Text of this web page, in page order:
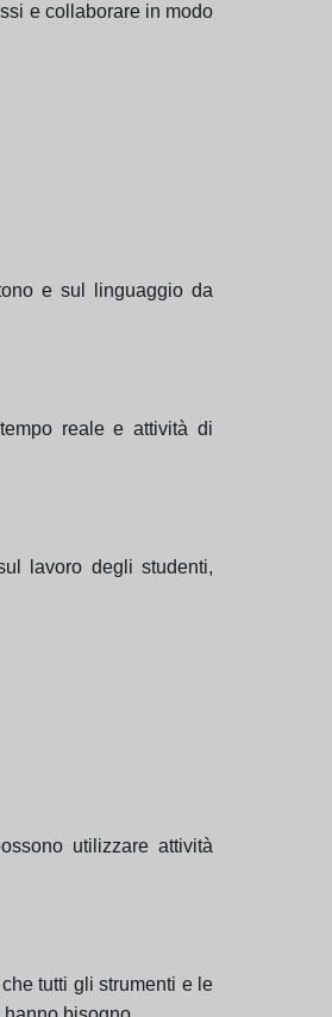
e collaborare in modo
e sul linguaggio da
reale e attività di
lavoro degli studenti,
utilizzare attività
tutti gli strumenti e le